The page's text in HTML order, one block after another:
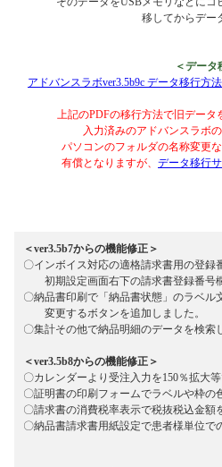
移してからデー
＜データ
アドバンスラボver3.5b9c データ移行方
上記のPDFの移行方法で旧デー
入力済みのアドバンスラボ
パソコンのフォルダの名称変更
有償となりますが、 データ移行
＜ver3.5b7からの機能修正＞
〇インボイス対応の適格請求書用の登
初期設定画面右下の請求書登録番号
〇納品書印刷で「納品書状態」のラベ
変更するボタンを追加しました。
〇集計その他で納品明細のデータを検
＜ver3.5b8からの機能修正＞
〇カレンダーより受注入力を150％拡大
〇証明書の印刷フォームでラベルや枠
〇請求書の消費税率表示で税抜税込金額
〇納品書請求書用紙設定で患者様単位